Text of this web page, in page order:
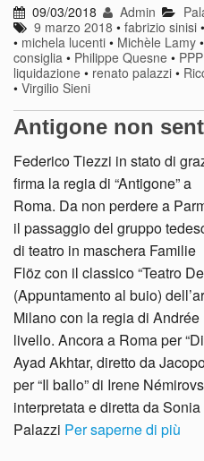
09/03/2018 Admin
9 marzo 2018 •fabrizio sinisi
• michela lucenti • Michèle Lamy •
consiglia • Philippe Quesne •
liquidazione • renato palazzi •
• Virgilio Sieni
Antigone non
Federico Tiezzi in stato di
firma la regia di “Antigone” a
Roma. Da non perdere a
il passaggio del gruppo
di teatro in maschera Familie
Flöz con il classico “Teatro
(Appuntamento al buio)
Milano con la regia di
livello. Ancora a Roma per
Ayad Akhtar, diretto da
per “Il ballo” di Irene
interpretata e diretta da
Palazzi Per saperne di più